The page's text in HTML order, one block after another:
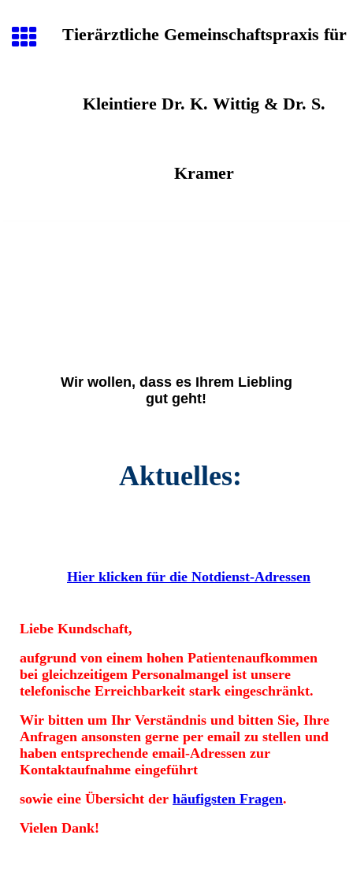
Tierärztliche Gemeinschaftspraxis für
Kleintiere Dr. K. Wittig & Dr. S.
Kramer
Wir wollen, dass es Ihrem Liebling
gut geht!
Aktuelles:
Hier klicken für die Notdienst-Adressen
Liebe Kundschaft,
aufgrund von einem hohen Patientenaufkommen
bei gleichzeitigem Personalmangel ist unsere
telefonische Erreichbarkeit stark eingeschränkt.
Wir bitten um Ihr Verständnis und bitten Sie, Ihre
Anfragen ansonsten gerne per email zu stellen und
haben entsprechende email-Adressen zur
Kontaktaufnahme eingeführt
sowie eine Übersicht der häufigsten Fragen.
Vielen Dank!